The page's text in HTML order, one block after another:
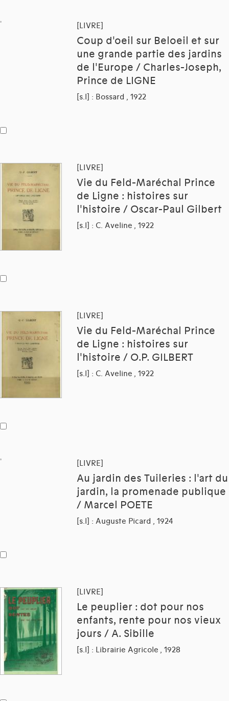
[LIVRE]
Coup d'oeil sur Beloeil et sur
une grande partie des jardins
de l'Europe / Charles-Joseph,
Prince de LIGNE
[s.l] : Bossard , 1922
[LIVRE]
Vie du Feld-Maréchal Prince
de Ligne : histoires sur
l'histoire / Oscar-Paul Gilbert
[s.l] : C. Aveline , 1922
[LIVRE]
Vie du Feld-Maréchal Prince
de Ligne : histoires sur
l'histoire / O.P. GILBERT
[s.l] : C. Aveline , 1922
[LIVRE]
Au jardin des Tuileries : l'art du
jardin, la promenade publique
/ Marcel POETE
[s.l] : Auguste Picard , 1924
[LIVRE]
Le peuplier : dot pour nos
enfants, rente pour nos vieux
jours / A. Sibille
[s.l] : Librairie Agricole , 1928